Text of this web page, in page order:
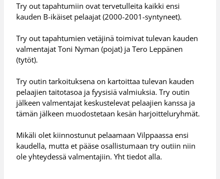
Try out tapahtumiin ovat tervetulleita kaikki ensi
kauden B-ikäiset pelaajat (2000-2001-syntyneet).
Try out tapahtumien vetäjinä toimivat tulevan kauden
valmentajat Toni Nyman (pojat) ja Tero Leppänen
(tytöt).
Try outin tarkoituksena on kartoittaa tulevan kauden
pelaajien taitotasoa ja fyysisiä valmiuksia. Try outin
jälkeen valmentajat keskustelevat pelaajien kanssa ja
tämän jälkeen muodostetaan kesän harjoitteluryhmät.
Mikäli olet kiinnostunut pelaamaan Vilppaassa ensi
kaudella, mutta et pääse osallistumaan try outiin niin
ole yhteydessä valmentajiin. Yht tiedot alla.